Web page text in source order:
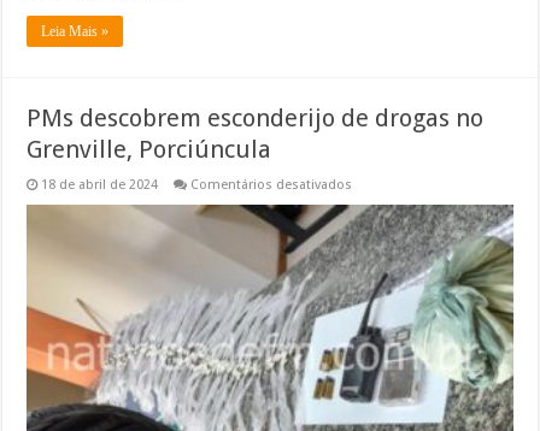
Leia Mais »
PMs descobrem esconderijo de drogas no
Grenville, Porciúncula
18 de abril de 2024 Comentários desativados
descobrem
esconderijo
de
drogas
no
Grenville,
Porciúncula